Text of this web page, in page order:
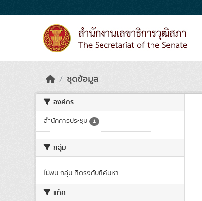
ชุดข้อมูล
องค์กร
สำนักการประชุม 1
กลุ่ม
ไม่พบ กลุ่ม ที่ตรงกับที่ค้นหา
แท็ค